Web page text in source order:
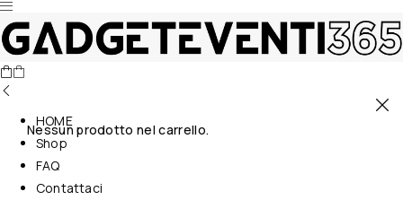
Nessun prodotto nel carrello.
HOME
Shop
FAQ
Contattaci